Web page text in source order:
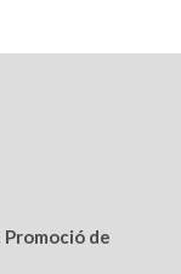
de